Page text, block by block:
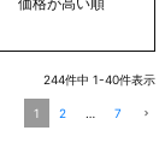
244件中 1-40件表示
1 2 … 7